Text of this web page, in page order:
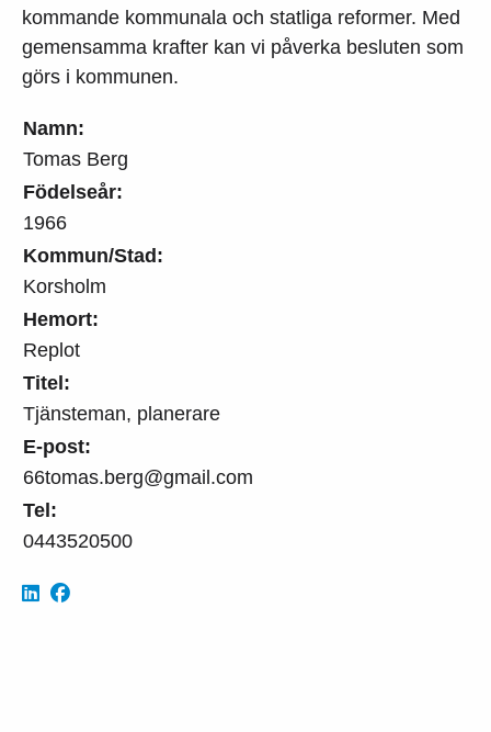
Namn:
Tomas Berg
Födelseår:
1966
Kommun/Stad:
Korsholm
Hemort:
Replot
Titel:
Tjänsteman, planerare
E-post:
66tomas.berg@gmail.com
Tel:
0443520500
kommande kommunala och statliga reformer. Med
gemensamma krafter kan vi påverka besluten som
görs i kommunen.